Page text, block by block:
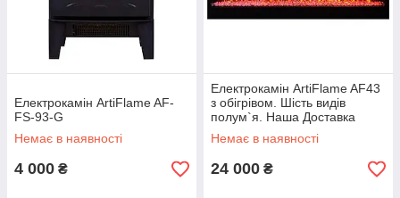
Електрокамін ArtiFlame AF-
FS-93-G
Немає в наявності
4 000 ₴
Електрокамін ArtiFlame AF43
з обігрівом. Шість видів
полум`я. Наша Доставка
Немає в наявності
24 000 ₴